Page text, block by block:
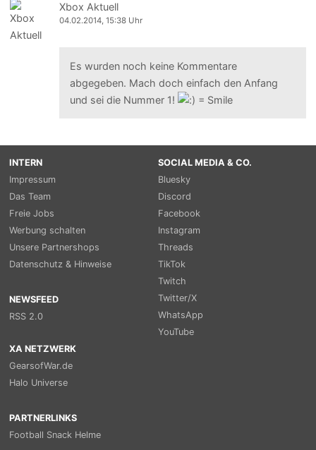
Xbox Aktuell
04.02.2014, 15:38 Uhr
Es wurden noch keine Kommentare
abgegeben. Mach doch einfach den Anfang
und sei die Nummer 1!
INTERN
Impressum
Das Team
Freie Jobs
Werbung schalten
Unsere Partnershops
Datenschutz & Hinweise
NEWSFEED
RSS 2.0
SOCIAL MEDIA & CO.
Bluesky
Discord
Facebook
Instagram
Threads
TikTok
Twitch
Twitter/X
WhatsApp
YouTube
XA NETZWERK
GearsofWar.de
Halo Universe
PARTNERLINKS
Football Snack Helme